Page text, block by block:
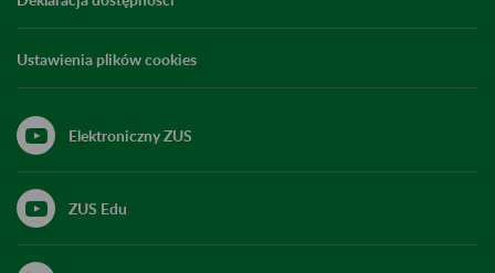
Ustawienia plików cookies
Elektroniczny ZUS
ZUS Edu